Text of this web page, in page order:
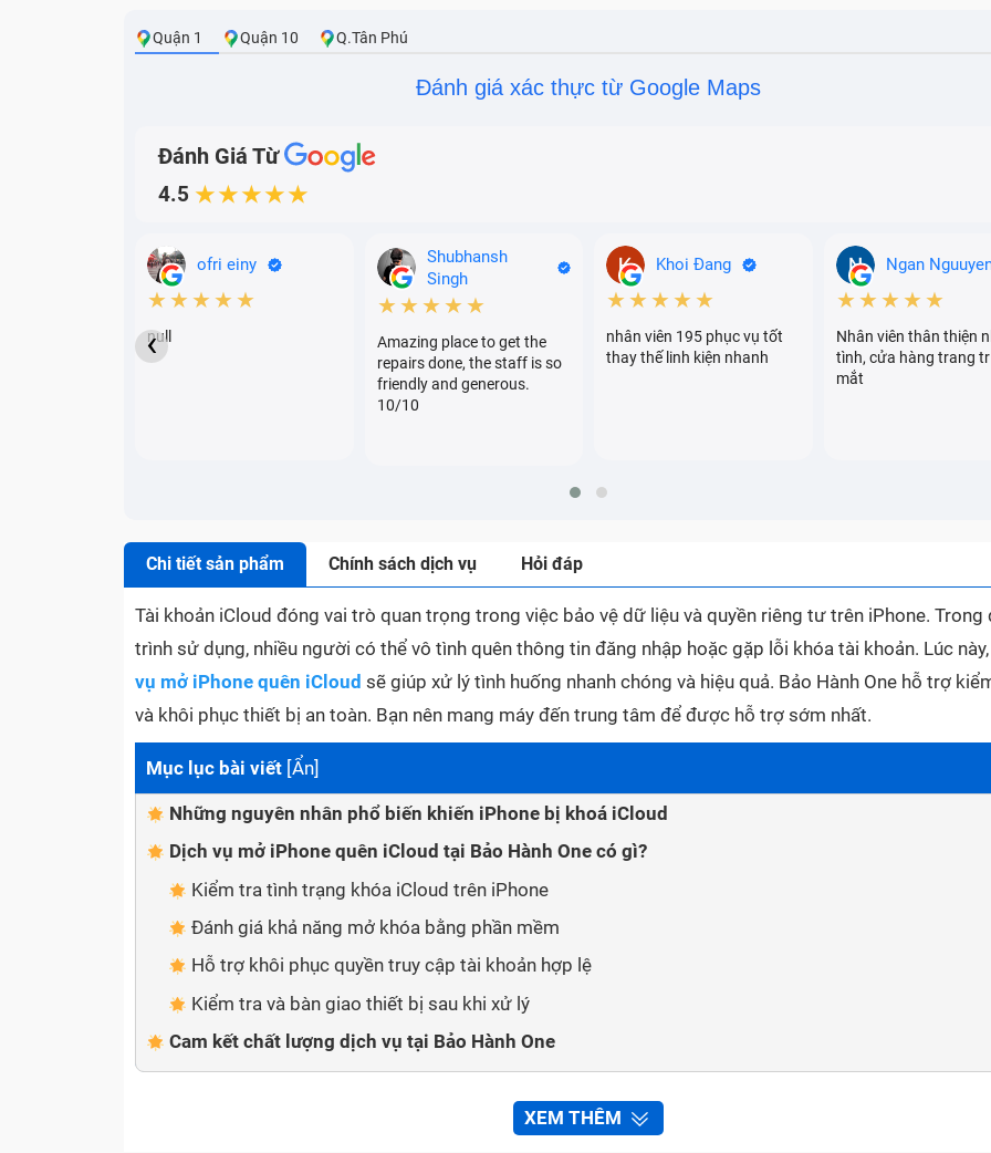
Quận 1 Quận 10 Q.Tân Phú
Đánh giá xác thực từ Google Maps
Đánh Giá Từ
4.5 ★★★★★
ofri einy
★★★★★
null
Shubhansh
Singh
★★★★★
Amazing place to get the
repairs done, the staff is so
friendly and generous.
10/10
Khoi Đang
★★★★★
nhân viên 195 phục vụ tốt
thay thế linh kiện nhanh
Ngan
★★★★★
Nhân viên thân thiện
tình, cửa hàng trang
mắt
‹
Chi tiết sản phẩm Chính sách dịch vụ Hỏi đáp
Tài khoản iCloud đóng vai trò quan trọng trong việc bảo vệ dữ liệu và quyền riêng tư trên iPhone. Trong
trình sử dụng, nhiều người có thể vô tình quên thông tin đăng nhập hoặc gặp lỗi khóa tài khoản. Lúc này,
vụ mở iPhone quên iCloud sẽ giúp xử lý tình huống nhanh chóng và hiệu quả. Bảo Hành One hỗ trợ
và khôi phục thiết bị an toàn. Bạn nên mang máy đến trung tâm để được hỗ trợ sớm nhất.
Mục lục bài viết [Ẩn]
Những nguyên nhân phổ biến khiến iPhone bị khoá iCloud
Dịch vụ mở iPhone quên iCloud tại Bảo Hành One có gì?
Kiểm tra tình trạng khóa iCloud trên iPhone
Đánh giá khả năng mở khóa bằng phần mềm
Hỗ trợ khôi phục quyền truy cập tài khoản hợp lệ
Kiểm tra và bàn giao thiết bị sau khi xử lý
Cam kết chất lượng dịch vụ tại Bảo Hành One
Những nguyên nhân phổ biến khiến iPhone bị khoá iCloud
XEM THÊM